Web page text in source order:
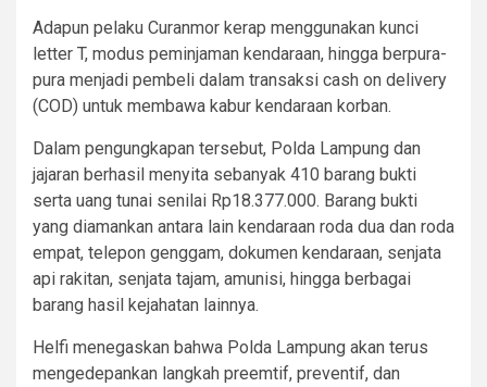
Adapun pelaku Curanmor kerap menggunakan kunci
letter T, modus peminjaman kendaraan, hingga berpura-
pura menjadi pembeli dalam transaksi cash on delivery
(COD) untuk membawa kabur kendaraan korban.
Dalam pengungkapan tersebut, Polda Lampung dan
jajaran berhasil menyita sebanyak 410 barang bukti
serta uang tunai senilai Rp18.377.000. Barang bukti
yang diamankan antara lain kendaraan roda dua dan roda
empat, telepon genggam, dokumen kendaraan, senjata
api rakitan, senjata tajam, amunisi, hingga berbagai
barang hasil kejahatan lainnya.
Helfi menegaskan bahwa Polda Lampung akan terus
mengedepankan langkah preemtif, preventif, dan